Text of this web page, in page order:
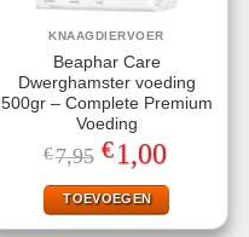
KNAAGDIERVOER
Beaphar Care
Dwerghamster voeding
500gr – Complete Premium
Voeding
€7,95 Oorspronkelijke
prijs
was:
€7,95.
€1,00
is:
€1,00.
TOEVOEGEN